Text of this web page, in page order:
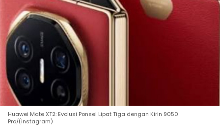
Huawei Mate XT2: Evolusi Ponsel Lipat Tiga dengan Kirin 9050
Pro/(instagram)